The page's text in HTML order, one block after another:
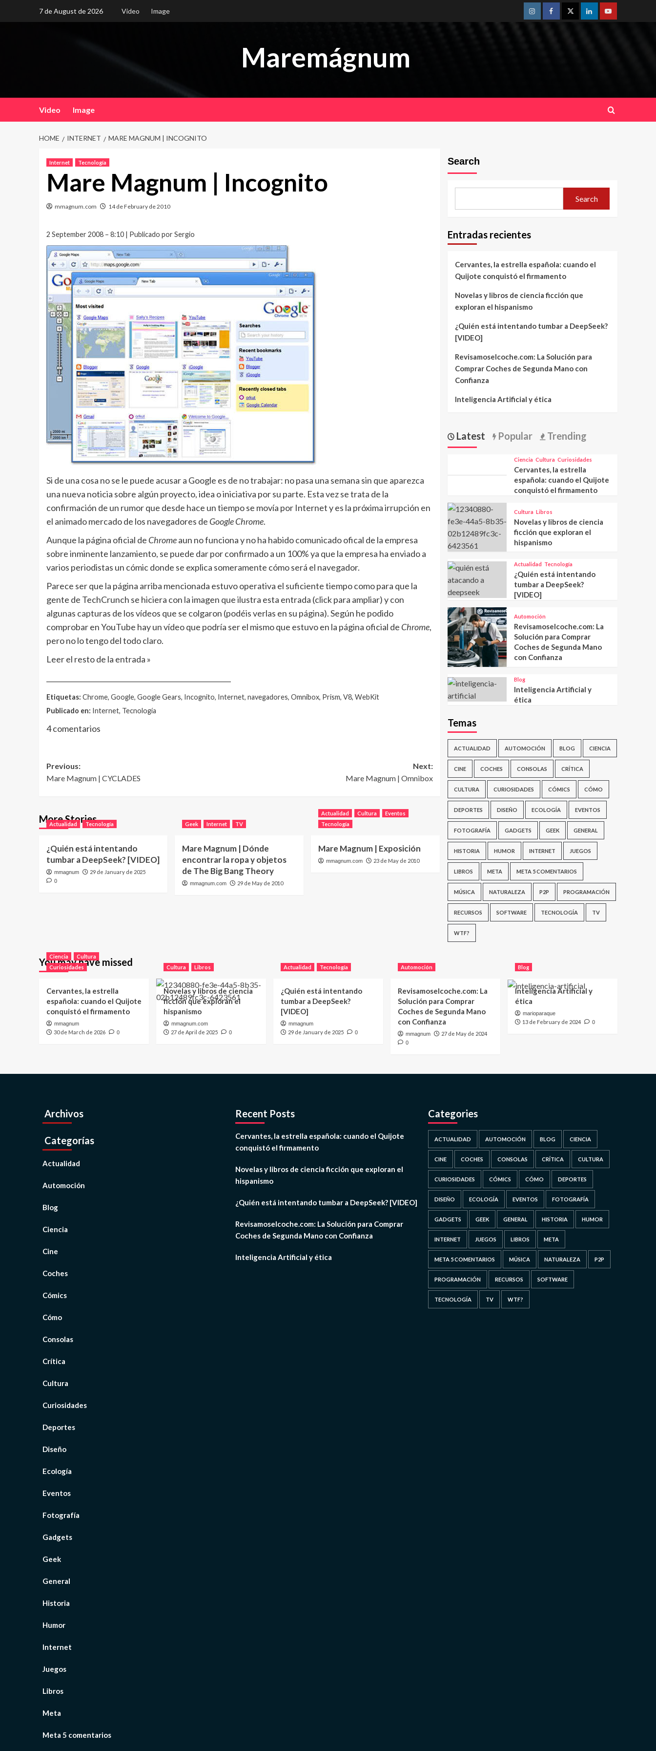
7 de August de 2026 Video Image
InstagramFacebookTwitterLinkedinYoutube
Maremágnum
Video Image
HOME INTERNET MARE MAGNUM | INCOGNITO
Internet Tecnología
Mare Magnum | Incognito
mmagnum.com 14 de February de 2010
2 September 2008 – 8:10 | Publicado por Sergio
Si de una cosa no se le puede acusar a Google es de no trabajar: no pasa una semana sin que aparezca
una nueva noticia sobre algún proyecto, idea o iniciativa por su parte. Esta vez se trata de la
confirmación de un rumor que desde hace un tiempo se movía por Internet y es la próxima irrupción en
el animado mercado de los navegadores de Google Chrome.
Aunque la página oficial de Chromeaun no funciona y no ha habido comunicado ofical de la empresa
sobre inminente lanzamiento, se puede dar por confirmado a un 100% ya que la empresa ha enviado a
varios periodistas un cómic donde se explica someramente cómo será el navegador.
Parece ser que la página arriba mencionada estuvo operativa el suficiente tiempo como para que la
gente de TechCrunch se hiciera con la imagen que ilustra esta entrada (click para ampliar) y con
algunas capturas de los vídeos que se colgaron (podéis verlas en su página). Según he podido
comprobar en YouTube hay un vídeo que podría ser el mismo que estuvo en la página oficial de Chrome,
pero no lo tengo del todo claro.
Leer el resto de la entrada »
Etiquetas: Chrome, Google, Google Gears, Incognito, Internet, navegadores, Omnibox, Prism, V8, WebKit
Publicado en: Internet, Tecnología
4 comentarios
Post
navigation
Previous:
Mare Magnum | CYCLADES
Next:
Mare Magnum | Omnibox
More Stories
Actualidad Tecnología
¿Quién está intentando
tumbar a DeepSeek? [VIDEO]
mmagnum 29 de January de 2025
0
Geek Internet TV
Mare Magnum | Dónde
encontrar la ropa y objetos
de The Big Bang Theory
mmagnum.com 29 de May de 2010
Actualidad Cultura
Eventos
Tecnología
Mare Magnum | Exposición
mmagnum.com 23 de May de 2010
Search
Search
Entradas recientes
Cervantes, la estrella española: cuando el
Quijote conquistó el firmamento
Novelas y libros de ciencia ficción que
exploran el hispanismo
¿Quién está intentando tumbar a DeepSeek?
[VIDEO]
Revisamoselcoche.com: La Solución para
Comprar Coches de Segunda Mano con
Confianza
Inteligencia Artificial y ética
Latest Popular Trending
Ciencia Cultura Curiosidades
Cervantes, la estrella
española: cuando el Quijote
conquistó el firmamento
Cultura Libros
Novelas y libros de ciencia
ficción que exploran el
hispanismo
Actualidad Tecnología
¿Quién está intentando
tumbar a DeepSeek?
[VIDEO]
Automoción
Revisamoselcoche.com: La
Solución para Comprar
Coches de Segunda Mano
con Confianza
Blog
Inteligencia Artificial y
ética
Temas
ACTUALIDAD AUTOMOCIÓN BLOG CIENCIA
CINE COCHES CONSOLAS CRÍTICA
CULTURA CURIOSIDADES CÓMICS CÓMO
DEPORTES DISEÑO ECOLOGÍA EVENTOS
FOTOGRAFÍA GADGETS GEEK GENERAL
HISTORIA HUMOR INTERNET JUEGOS
LIBROS META META 5 COMENTARIOS
MÚSICA NATURALEZA P2P PROGRAMACIÓN
RECURSOS SOFTWARE TECNOLOGÍA TV
WTF?
You may have missed
Ciencia
Cultura
Curiosidades
Cervantes, la estrella
española: cuando el Quijote
conquistó el firmamento
mmagnum
30 de March de 2026 0
Cultura Libros
Novelas y libros de ciencia
ficción que exploran el
hispanismo
mmagnum.com
27 de April de 2025 0
Actualidad Tecnología
¿Quién está intentando
tumbar a DeepSeek?
[VIDEO]
mmagnum
29 de January de 2025 0
Automoción
Revisamoselcoche.com: La
Solución para Comprar
Coches de Segunda Mano
con Confianza
mmagnum 27 de May de 2024
0
Blog
Inteligencia Artificial y
ética
marioparaque
13 de February de 2024 0
Archivos
Categorías
Actualidad
Automoción
Blog
Ciencia
Cine
Coches
Cómics
Cómo
Consolas
Crítica
Cultura
Curiosidades
Deportes
Diseño
Ecología
Eventos
Fotografía
Gadgets
Geek
General
Historia
Humor
Internet
Juegos
Libros
Meta
Meta 5 comentarios
Recent Posts
Cervantes, la estrella española: cuando el Quijote
conquistó el firmamento
Novelas y libros de ciencia ficción que exploran el
hispanismo
¿Quién está intentando tumbar a DeepSeek? [VIDEO]
Revisamoselcoche.com: La Solución para Comprar
Coches de Segunda Mano con Confianza
Inteligencia Artificial y ética
Categories
ACTUALIDAD AUTOMOCIÓN BLOG CIENCIA
CINE COCHES CONSOLAS CRÍTICA CULTURA
CURIOSIDADES CÓMICS CÓMO DEPORTES
DISEÑO ECOLOGÍA EVENTOS FOTOGRAFÍA
GADGETS GEEK GENERAL HISTORIA HUMOR
INTERNET JUEGOS LIBROS META
META 5 COMENTARIOS MÚSICA NATURALEZA P2P
PROGRAMACIÓN RECURSOS SOFTWARE
TECNOLOGÍA TV WTF?